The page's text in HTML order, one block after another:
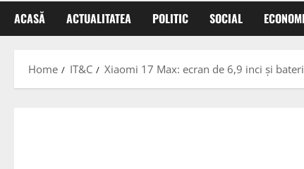
ACASĂ ACTUALITATEA POLITIC SOCIAL
Home IT&C Xiaomi 17 Max: ecran de 6,9 inci și